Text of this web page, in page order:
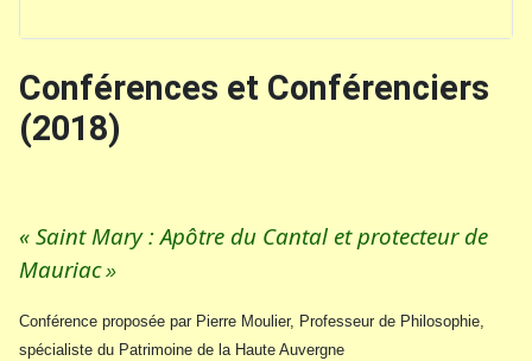
Conférences et Conférenciers
(2018)
« Saint Mary : Apôtre du Cantal et protecteur de
Mauriac»
Conférence proposée par Pierre Moulier, Professeur de Philosophie,
spécialiste du Patrimoine de la Haute Auvergne